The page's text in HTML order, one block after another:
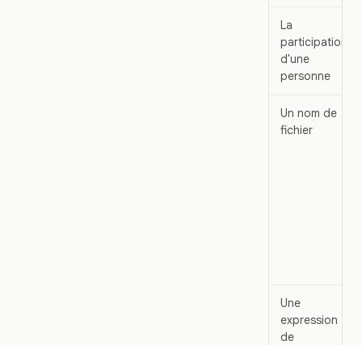
La
participation
d'une
personne
Un nom de
fichier
Une
expression
de